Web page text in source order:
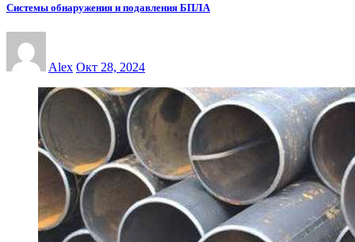
Системы обнаружения и подавления БПЛА
Alex Окт 28, 2024